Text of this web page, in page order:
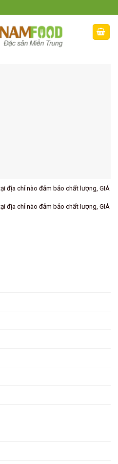
địa chỉ nào đảm bảo chất lượng, GIÁ
địa chỉ nào đảm bảo chất lượng, GIÁ